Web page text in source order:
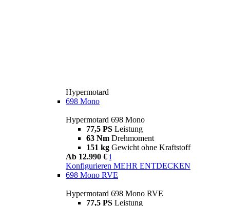
Hypermotard
698 Mono
Hypermotard 698 Mono
77,5 PS Leistung
63 Nm Drehmoment
151 kg Gewicht ohne Kraftstoff
Ab 12.990 € i
Konfigurieren MEHR ENTDECKEN
698 Mono RVE
Hypermotard 698 Mono RVE
77,5 PS Leistung